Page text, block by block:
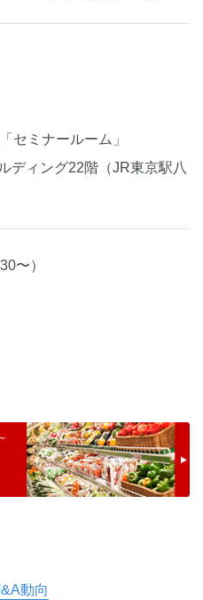
「セミナールーム」
ディング22階（JR東京駅八
〜）
動向